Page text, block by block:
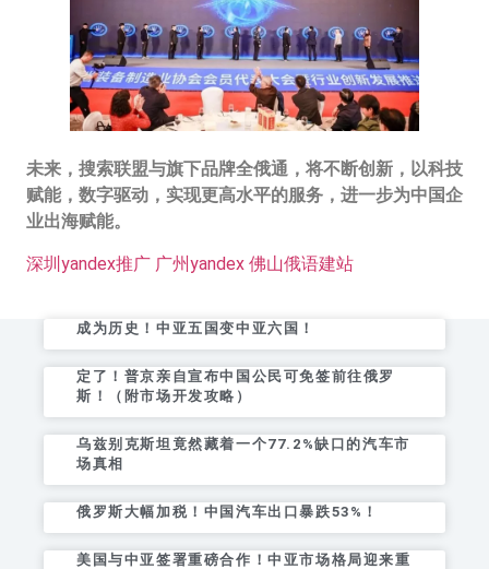
未来，搜索联盟与旗下品牌全俄通，将不断创新，以科技
赋能，数字驱动，实现更高水平的服务，进一步为中国企
业出海赋能。
深圳yandex推广 广州yandex 佛山俄语建站
成为历史！中亚五国变中亚六国！
定了！普京亲自宣布中国公民可免签前往俄罗
斯！（附市场开发攻略）
乌兹别克斯坦竟然藏着一个77.2%缺口的汽车市
场真相
俄罗斯大幅加税！中国汽车出口暴跌53%！
美国与中亚签署重磅合作！中亚市场格局迎来重